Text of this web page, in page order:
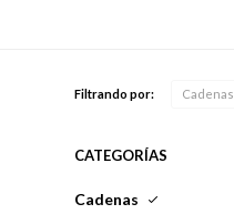
Filtrando por: Cadenas
CATEGORÍAS
Cadenas